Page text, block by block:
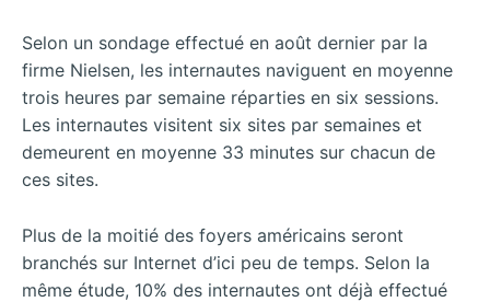
Selon un sondage effectué en août dernier par la
firme Nielsen, les internautes naviguent en moyenne
trois heures par semaine réparties en six sessions.
Les internautes visitent six sites par semaines et
demeurent en moyenne 33 minutes sur chacun de
ces sites.
Plus de la moitié des foyers américains seront
branchés sur Internet d’ici peu de temps. Selon la
même étude, 10% des internautes ont déjà effectué